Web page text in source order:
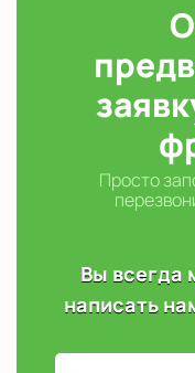
Просто
Вы всегда
написать